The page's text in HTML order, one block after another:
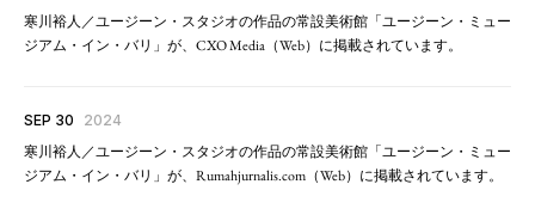
寒川裕人／ユージーン・スタジオの作品の常設美術館「ユージーン・ミュー
ジアム・イン・バリ」が、CXO Media（Web）に掲載されています。
SEP 30 2024
寒川裕人／ユージーン・スタジオの作品の常設美術館「ユージーン・ミュー
ジアム・イン・バリ」が、Rumahjurnalis.com（Web）に掲載されています。